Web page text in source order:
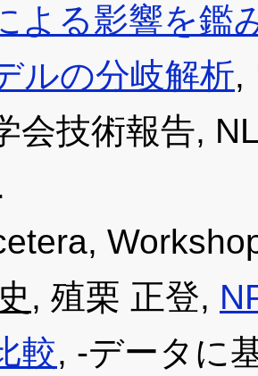
よる影響を鑑
ルの分岐解析,
会技術報告,
, 殖栗 正登,
較, -データに